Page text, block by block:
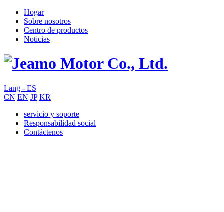
Hogar
Sobre nosotros
Centro de productos
Noticias
Lang - ES
CN EN JP KR
servicio y soporte
Responsabilidad social
Contáctenos